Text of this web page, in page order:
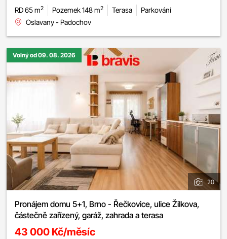
RD 65 m2 Pozemek 148 m2 Terasa
Parkování
Oslavany - Padochov
Volný od 09. 08. 2026
20
Pronájem domu 5+1, Brno - Řečkovice, ulice Žilkova,
částečně zařízený, garáž, zahrada a terasa
43 000 Kč/měsíc